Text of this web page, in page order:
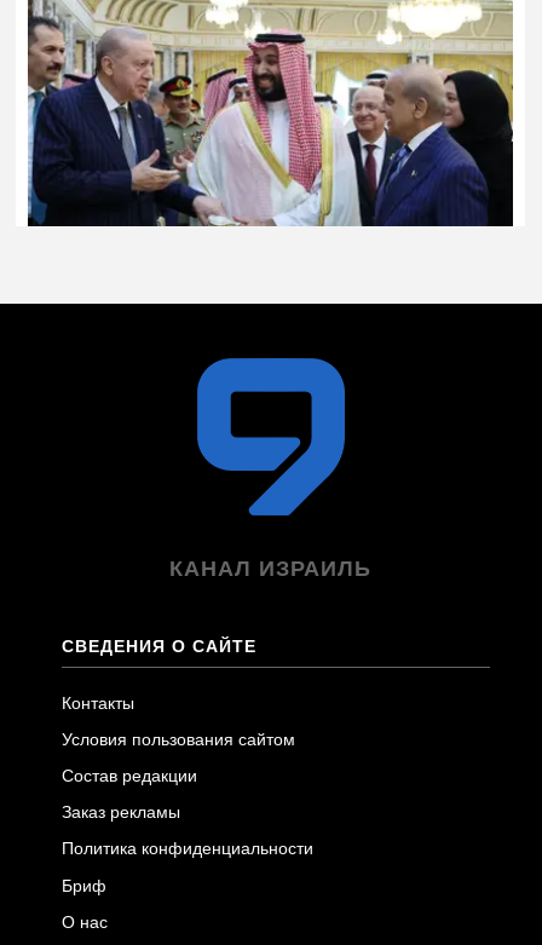
КАНАЛ ИЗРАИЛЬ
СВЕДЕНИЯ О САЙТЕ
Контакты
Условия пользования сайтом
Состав редакции
Заказ рекламы
Политика конфиденциальности
Бриф
О нас